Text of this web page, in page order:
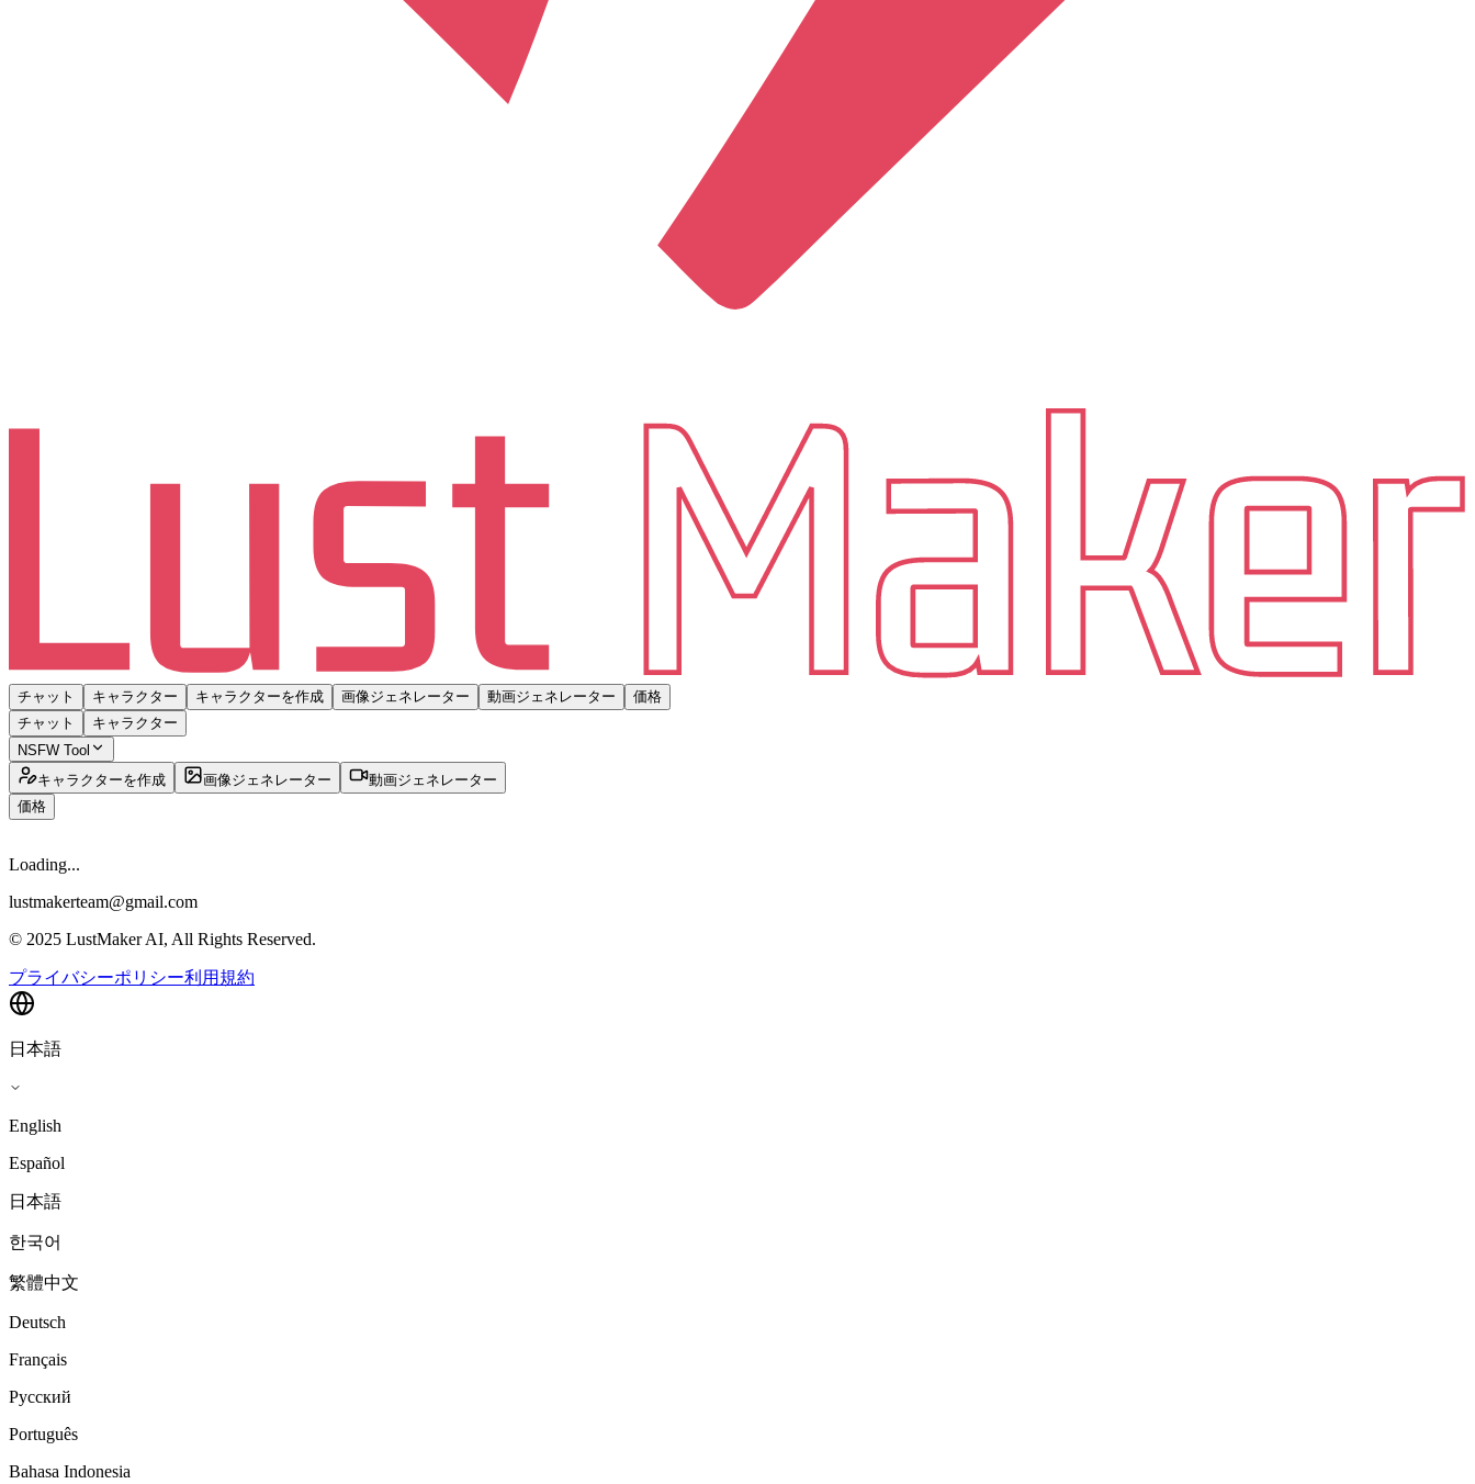
チャット キャラクター キャラクターを作成 画像ジェネレーター 動画ジェネレーター
価格
チャット
キャラクター
NSFW Tool
キャラクターを作成
画像ジェネレーター
動画ジェネレーター
価格
Loading...
lustmakerteam@gmail.com
© 2025 LustMaker AI, All Rights Reserved.
プライバシーポリシー利用規約
日本語
English
Español
日本語
한국어
繁體中文
Deutsch
Français
Русский
Português
Bahasa Indonesia